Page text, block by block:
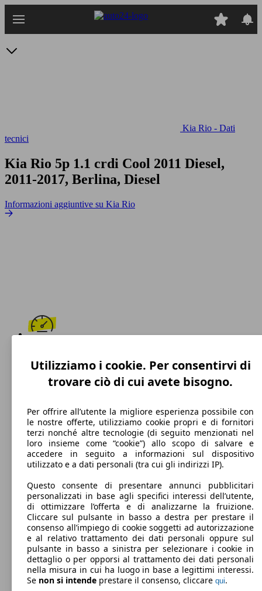
Kia Rio - Dati
tecnici
Kia Rio 5p 1.1 crdi Cool 2011 Diesel,
2011-2017, Berlina, Diesel
Informazioni aggiuntive su Kia Rio
Diesel
Carburante
94 g/km
Emissioni di CO2 (combinato)*
Ø 3.6 l/100km
Utilizziamo i cookie. Per consentirvi di
trovare ciò di cui avete bisogno.
Per offrire all’utente la migliore esperienza possibile con
le nostre offerte, utilizziamo cookie propri e di fornitori
terzi nonché altre tecnologie (di seguito menzionati nel
loro insieme come “cookie”) allo scopo di salvare e
accedere in seguito a informazioni sul dispositivo
utilizzato e a dati personali (tra cui gli indirizzi IP).
Questo consente di presentare annunci pubblicitari
personalizzati in base agli specifici interessi dell’utente,
di ottimizzare l’offerta e di analizzarne la fruizione.
Cliccare sul pulsante in basso a destra per prestare il
consenso all’impiego di cookie soggetti ad autorizzazione
e al relativo trattamento dei dati personali oppure sul
pulsante in basso a sinistra per selezionare i cookie in
dettaglio o per opporsi al trattamento dei dati personali
nella misura in cui ha luogo in base a legittimi interessi.
Se non si intende prestare il consenso, cliccare qui.